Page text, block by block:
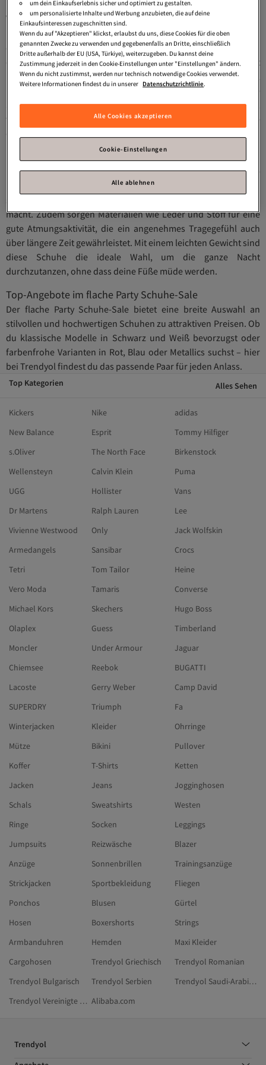
Vielseitige Designs für jeden Anlass
Die Kollektion an flachen Party Schuhen zeichnet sich durch
eine Vielfalt an Designs aus, die zu jedem Outfit passen. Ob du
einen schlichten Look oder etwas Auffälliges bevorzugst, es gibt
Modelle mit Glitzer, Perlen oder Stickereien, die deinen Stil
unterstreichen. Die rutschfesten Sohlen bieten zusätzliche
Sicherheit, egal auf welcher Oberfläche du dich bewegst,
während verstellbare Riemen oder elastische Einsätze für eine
Pflegeleicht und atmungsaktiv
Ein weiteres Highlight der flachen Party Schuhe ist die einfache
Pflege. Die meisten Modelle sind pflegeleicht und lassen sich
macht. Zudem sorgen Materialien wie Leder und Stoff für eine
gute Atmungsaktivität, die ein angenehmes Tragegefühl auch
über längere Zeit gewährleistet. Mit einem leichten Gewicht sind
diese Schuhe die ideale Wahl, um die ganze Nacht
durchzutanzen, ohne dass deine Füße müde werden.
Top-Angebote im flache Party Schuhe-Sale
Der flache Party Schuhe-Sale bietet eine breite Auswahl an
stilvollen und hochwertigen Schuhen zu attraktiven Preisen. Ob
du klassische Modelle in Schwarz und Weiß bevorzugst oder
farbenfrohe Varianten in Rot, Blau oder Metallics suchst – hier
bei Trendyol findest du das passende Paar für jeden Anlass.
Top Kategorien Alles Sehen
Kickers Nike
adidas
New Balance
Esprit
Tommy Hilfiger
s.Oliver
The North Face
Birkenstock
Wellensteyn
Calvin Klein
Puma
UGG
Hollister
Vans
Dr Martens
Ralph Lauren
Lee
Vivienne Westwood
Only
Jack Wolfskin
Armedangels
Sansibar
Crocs
Tetri
Tom Tailor
Heine
Vero Moda
Tamaris
Converse
Michael Kors
Skechers
Hugo Boss
Olaplex
Guess
Timberland
Moncler
Under Armour
Jaguar
Chiemsee
Reebok
BUGATTI
Lacoste
Gerry Weber
Camp David
SUPERDRY
Triumph
Fa
Winterjacken
Kleider
Ohrringe
Mütze
Bikini
Pullover
Koffer
T-Shirts
Ketten
Jacken
Jeans
Jogginghosen
Schals
Sweatshirts
Westen
Ringe
Socken
Leggings
Jumpsuits
Reizwäsche
Blazer
Anzüge
Sonnenbrillen
Trainingsanzüge
Strickjacken
Sportbekleidung
Fliegen
Ponchos
Blusen
Gürtel
Hosen
Boxershorts
Strings
Armbanduhren
Hemden
Maxi Kleider
Cargohosen
Trendyol Griechisch
Trendyol Romanian
Trendyol Bulgarisch
Trendyol Serbien
Trendyol Saudi-Arabien
Trendyol Vereinigte Arabische Emirate Alibaba.com
Trendyol
um dein Einkaufserlebnis sicher und optimiert zu gestalten.
um personalisierte Inhalte und Werbung anzubieten, die auf deine
Einkaufsinteressen zugeschnitten sind.
Wenn du auf "Akzeptieren" klickst, erlaubst du uns, diese Cookies für die oben
genannten Zwecke zu verwenden und gegebenenfalls an Dritte, einschließlich
Dritte außerhalb der EU (USA, Türkiye), weiterzugeben. Du kannst deine
Zustimmung jederzeit in den Cookie-Einstellungen unter "Einstellungen" ändern.
Wenn du nicht zustimmst, werden nur technisch notwendige Cookies verwendet.
Weitere Informationen findest du in unserer Datenschutzrichtlinie.
Alle Cookies akzeptieren
Cookie-Einstellungen
Alle ablehnen